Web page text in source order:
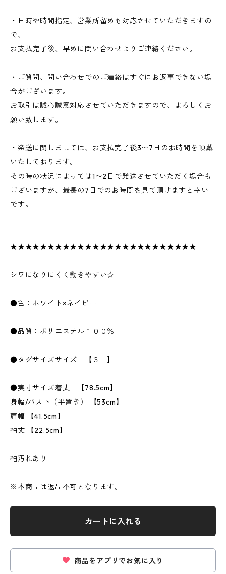
・日時や時間指定、営業所留めも対応させていただきますの
で、
お支払完了後、早めに問い合わせよりご連絡ください。
・ご質問、問い合わせでのご連絡はすぐにお返事できない場
合がございます。
お取引は誠心誠意対応させていただきますので、よろしくお
願い致します。
・発送に関しましては、お支払完了後3〜7日のお時間を頂戴
いたしております。
その時の状況によっては1〜2日で発送させていただく場合も
ございますが、最長の7日でのお時間を見て頂けますと幸い
です。
★★★★★★★★★★★★★★★★★★★★★★★★★
シワになりにくく動きやすい☆
●色：ホワイト×ネイビー
●品質：ポリエステル１００％
●タグサイズサイズ 【３Ｌ】
●実寸サイズ着丈 【78.5cm】
身幅/バスト（平置き） 【53cm】
肩幅 【41.5cm】
袖丈 【22.5cm】
袖汚れあり
※本商品は返品不可となります。
カートに入れる
商品をアプリでお気に入り